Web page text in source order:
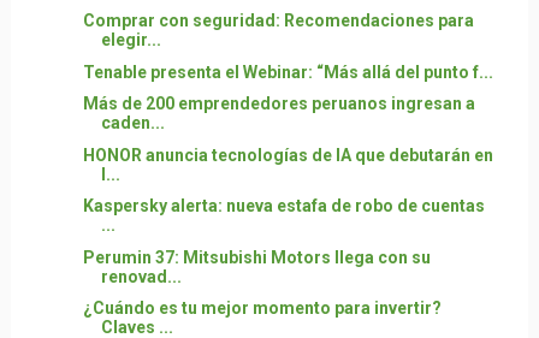
Comprar con seguridad: Recomendaciones para
elegir...
Tenable presenta el Webinar: “Más allá del punto f...
Más de 200 emprendedores peruanos ingresan a
caden...
HONOR anuncia tecnologías de IA que debutarán en
l...
Kaspersky alerta: nueva estafa de robo de cuentas
...
Perumin 37: Mitsubishi Motors llega con su
renovad...
¿Cuándo es tu mejor momento para invertir?
Claves ...